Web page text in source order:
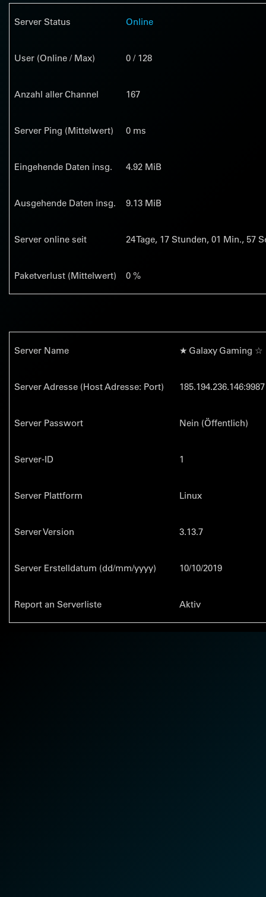
Server Status Online
User (Online / Max) 0 / 128
Anzahl aller Channel 167
Server Ping (Mittelwert) 0 ms
Eingehende Daten insg. 4.92 MiB
Ausgehende Daten insg. 9.13 MiB
Server online seit 24Tage, 17 Stunden, 01 Min., 58
Paketverlust (Mittelwert) 0 %
Server Name ★ Galaxy Gaming ☆
Server Adresse (Host Adresse: Port) 185.194.236.146:9987
Server Passwort Nein (Öffentlich)
Server-ID 1
Server Plattform Linux
Server Version 3.13.7
Server Erstelldatum (dd/mm/yyyy) 10/10/2019
Report an Serverliste Aktiv